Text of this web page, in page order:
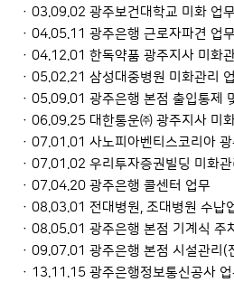
· 03.09.02 광주보건대학교 미화 업무
· 04.05.11 광주은행 근로자파견 업무
· 04.12.01 한독약품 광주지사 미화
· 05.02.21 삼성대중병원 미화관리
· 05.09.01 광주은행 본점 출입통제
· 06.09.25 대한통운㈜ 광주지사 미
· 07.01.01 사노피아벤티스코리아
· 07.01.02 우리투자증권빌딩 미화
· 07.04.20 광주은행 콜센터 업무
· 08.03.01 전대병원, 조대병원 수납
· 08.05.01 광주은행 본점 기계식 주
· 09.07.01 광주은행 본점 시설관리(
· 13.11.15 광주은행정보통신공사 업